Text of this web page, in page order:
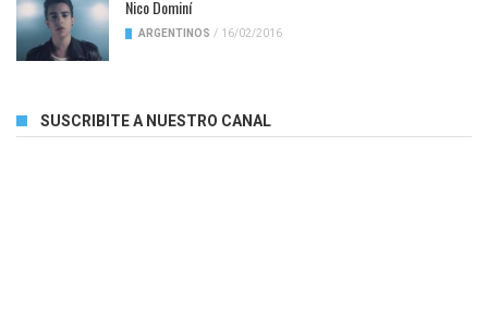
Nico Dominí
ARGENTINOS / 16/02/2016
SUSCRIBITE A NUESTRO CANAL